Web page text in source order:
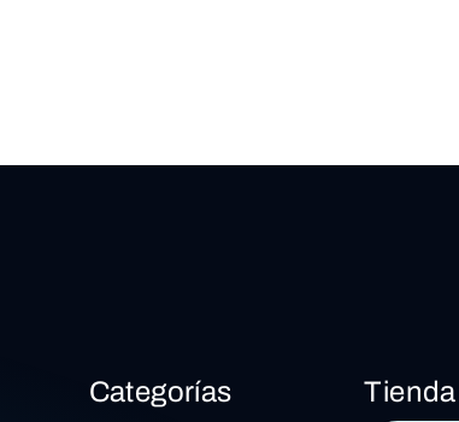
Categorías Tienda